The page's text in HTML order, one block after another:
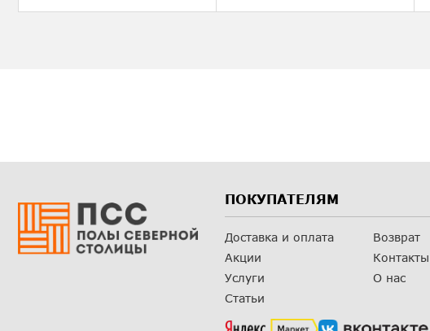
ПОКУПАТЕЛЯМ
Доставка и оплата
Акции
Услуги
Статьи
Возврат
Контакты
О нас